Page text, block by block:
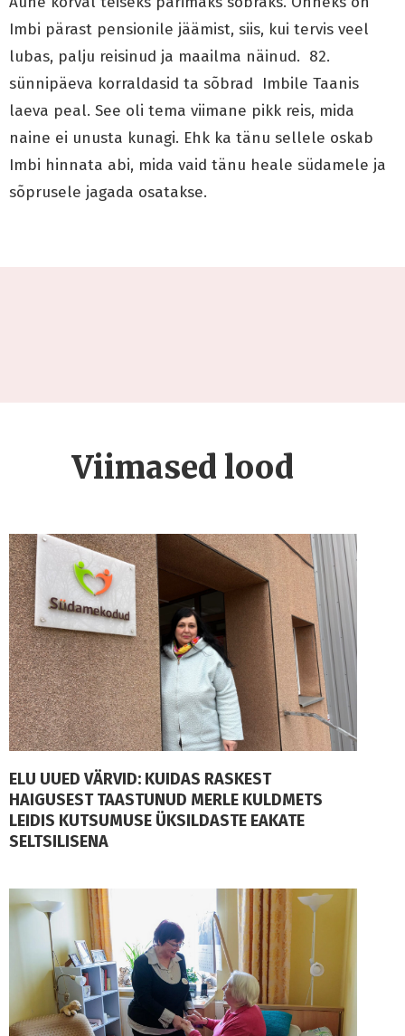
Imbi pärast pensionile jäämist, siis, kui tervis veel
lubas, palju reisinud ja maailma näinud. 82.
sünnipäeva korraldasid ta sõbrad Imbile Taanis
laeva peal. See oli tema viimane pikk reis, mida
naine ei unusta kunagi. Ehk ka tänu sellele oskab
Imbi hinnata abi, mida vaid tänu heale südamele ja
sõprusele jagada osatakse.
Viimased lood
ELU UUED VÄRVID: KUIDAS RASKEST
HAIGUSEST TAASTUNUD MERLE KULDMETS
LEIDIS KUTSUMUSE ÜKSILDASTE EAKATE
SELTSILISENA